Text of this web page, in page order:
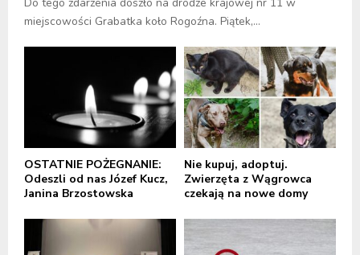
miejscowości Grabatka koło Rogoźna. Piątek,...
OSTATNIE POŻEGNANIE:
Odeszli od nas Józef Kucz,
Janina Brzostowska
Nie kupuj, adoptuj.
Zwierzęta z Wągrowca
czekają na nowe domy